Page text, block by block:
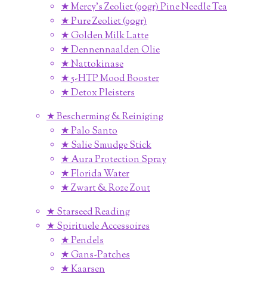
★ Mercy's Zeoliet (90gr) Pine Needle Tea
★ Pure Zeoliet (90gr)
★ Golden Milk Latte
★ Dennennaalden Olie
★ Nattokinase
★ 5-HTP Mood Booster
★ Detox Pleisters
★ Bescherming & Reiniging
★ Palo Santo
★ Salie Smudge Stick
★ Aura Protection Spray
★ Florida Water
★ Zwart & Roze Zout
★ Starseed Reading
★ Spirituele Accessoires
★ Pendels
★ Gans-Patches
★ Kaarsen